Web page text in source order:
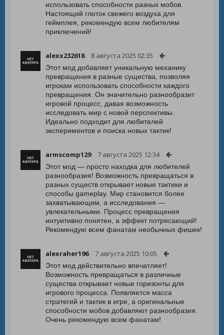
использовать способности разных мобов.
Настоящий глоток свежего воздуха для
геймплея, рекомендую всем любителям
приключений!
alexx232618 8 августа 2025 02:35
Этот мод добавляет уникальную механику
превращения в разные существа, позволяя
игрокам использовать способности каждого
превращения. Он значительно разнообразит
игровой процесс, давая возможность
исследовать мир с новой перспективы.
Идеально подходит для любителей
экспериментов и поиска новых тактик!
armscomp129 7 августа 2025 12:34
Этот мод — просто находка для любителей
разнообразия! Возможность превращаться в
разных существ открывает новые тактики и
способы gameplay. Мир становится более
захватывающим, а исследования —
увлекательными. Процесс превращения
интуитивно понятен, а эффект потрясающий!
Рекомендую всем фанатам необычных фишек!
alexraher196 7 августа 2025 10:05
Этот мод действительно впечатляет!
Возможность превращаться в различные
существа открывает новые горизонты для
игрового процесса. Появляется масса
стратегий и тактик в игре, а оригинальные
способности мобов добавляют разнообразия.
Очень рекомендую всем фанатам!